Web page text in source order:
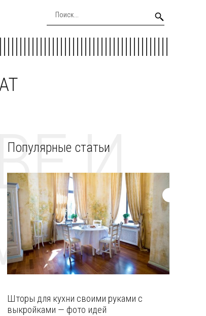
И
Популярные статьи
Шторы для кухни своими руками с
выкройками — фото идей